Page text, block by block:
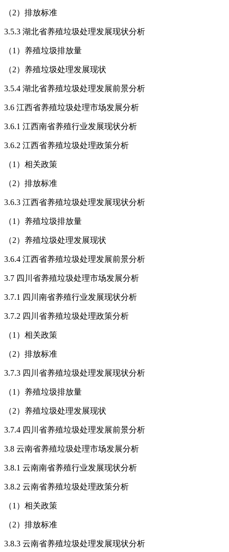
（2）排放标准
3.5.3 湖北省养殖垃圾处理发展现状分析
（1）养殖垃圾排放量
（2）养殖垃圾处理发展现状
3.5.4 湖北省养殖垃圾处理发展前景分析
3.6 江西省养殖垃圾处理市场发展分析
3.6.1 江西南省养殖行业发展现状分析
3.6.2 江西省养殖垃圾处理政策分析
（1）相关政策
（2）排放标准
3.6.3 江西省养殖垃圾处理发展现状分析
（1）养殖垃圾排放量
（2）养殖垃圾处理发展现状
3.6.4 江西省养殖垃圾处理发展前景分析
3.7 四川省养殖垃圾处理市场发展分析
3.7.1 四川南省养殖行业发展现状分析
3.7.2 四川省养殖垃圾处理政策分析
（1）相关政策
（2）排放标准
3.7.3 四川省养殖垃圾处理发展现状分析
（1）养殖垃圾排放量
（2）养殖垃圾处理发展现状
3.7.4 四川省养殖垃圾处理发展前景分析
3.8 云南省养殖垃圾处理市场发展分析
3.8.1 云南南省养殖行业发展现状分析
3.8.2 云南省养殖垃圾处理政策分析
（1）相关政策
（2）排放标准
3.8.3 云南省养殖垃圾处理发展现状分析